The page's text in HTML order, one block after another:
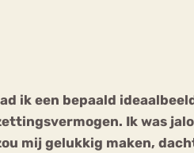
ik een bepaald
Ik was
mij gelukkig maken,
Eetstoornis